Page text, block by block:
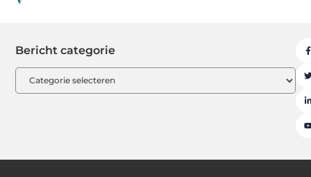
Bericht categorie